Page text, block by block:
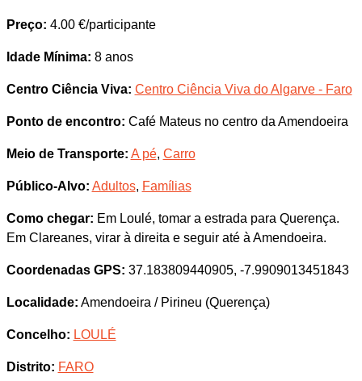
Preço: 4.00 €/participante
Idade Mínima: 8 anos
Centro Ciência Viva: Centro Ciência Viva do Algarve - Faro
Ponto de encontro: Café Mateus no centro da Amendoeira
Meio de Transporte: A pé, Carro
Público-Alvo: Adultos, Famílias
Como chegar: Em Loulé, tomar a estrada para Querença.
Em Clareanes, virar à direita e seguir até à Amendoeira.
Coordenadas GPS: 37.183809440905, -7.9909013451843
Localidade: Amendoeira / Pirineu (Querença)
Concelho: LOULÉ
Distrito: FARO